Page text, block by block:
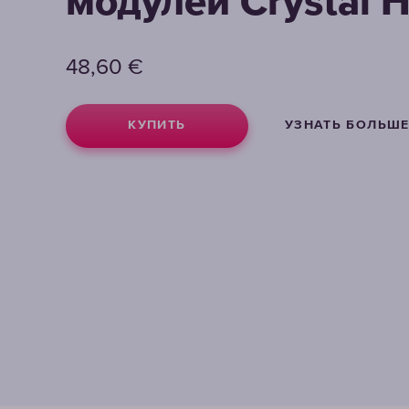
48,60 €
КУПИТЬ УЗНАТЬ БОЛЬШЕ